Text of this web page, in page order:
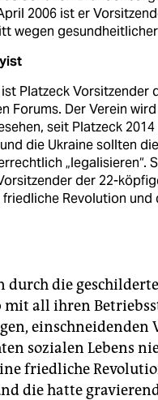
2006 ist er
wegen
Platzeck Vorsitzender
Forums. Der Verein
seit Platzeck
die Ukraine sollten
„legalisieren“.
der 22-
friedliche Revolution und
durch die
mit all ihren
einschneidenden
sozialen Lebens
friedliche
die hatte